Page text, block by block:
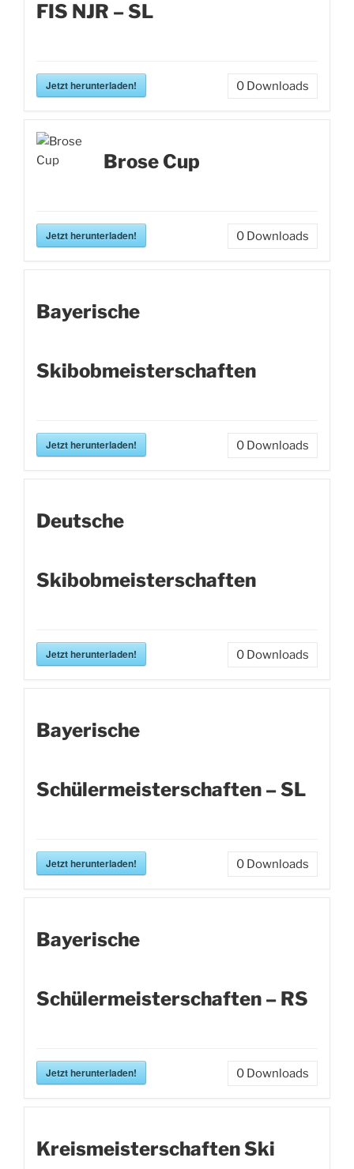
FIS NJR – SL
Jetzt herunterladen! 0 Downloads
Brose Cup
Jetzt herunterladen! 0 Downloads
Bayerische
Skibobmeisterschaften
Jetzt herunterladen! 0 Downloads
Deutsche
Skibobmeisterschaften
Jetzt herunterladen! 0 Downloads
Bayerische
Schülermeisterschaften – SL
Jetzt herunterladen! 0 Downloads
Bayerische
Schülermeisterschaften – RS
Jetzt herunterladen! 0 Downloads
Kreismeisterschaften Ski